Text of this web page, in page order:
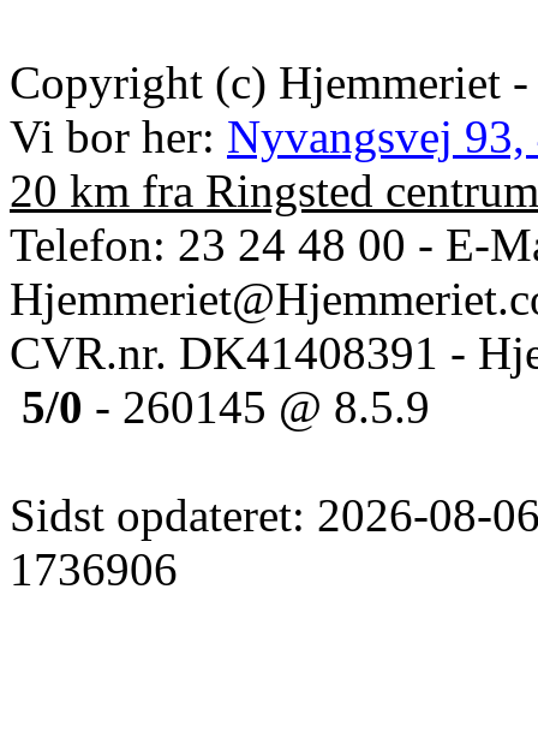
Copyright (c) Hjemmeriet
Vi bor her: Nyvangsvej
20 km fra Ringsted centrum
Telefon: 23 24 48 00 - E-
CVR.nr. DK41408391 -
5/0 - 260145 @ 8.5.9
Sidst opdateret: 2026-08-
1736906